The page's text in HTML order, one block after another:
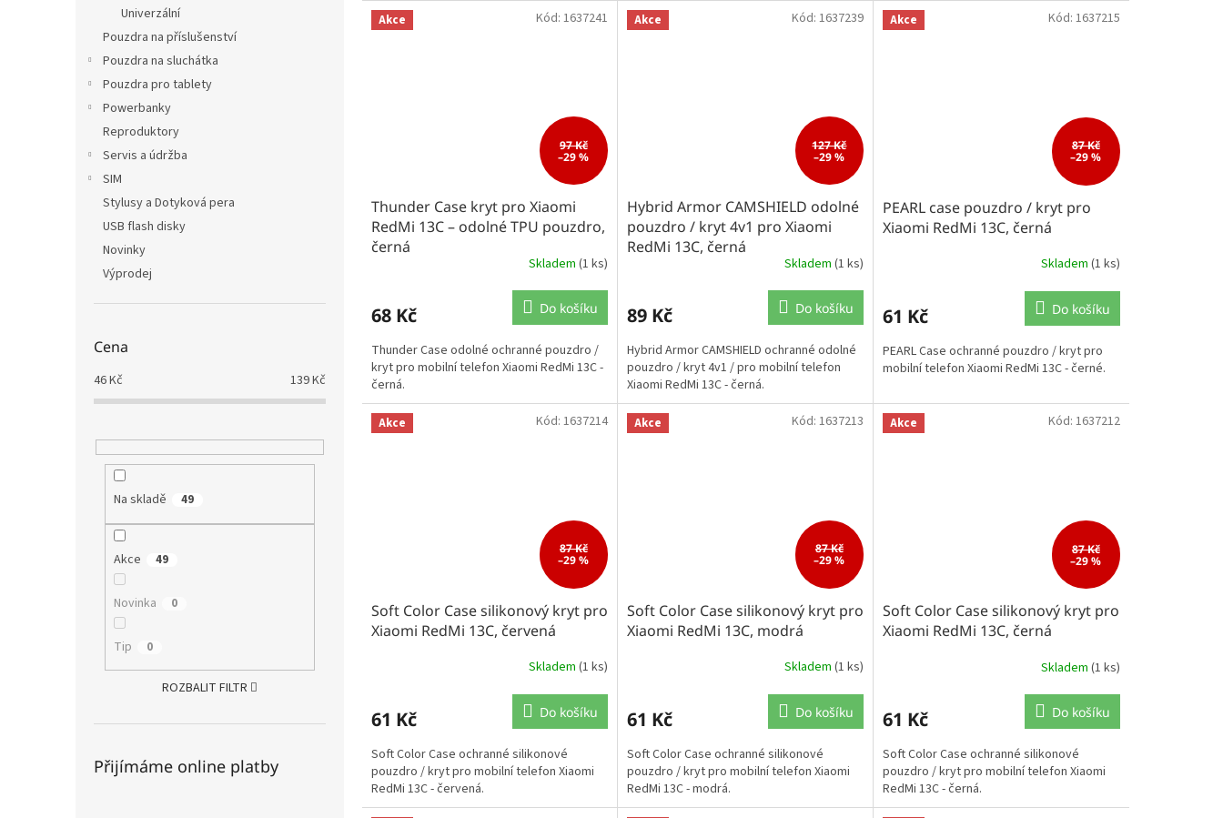
Univerzální
Pouzdra na příslušenství
Pouzdra na sluchátka
Pouzdra pro tablety
Powerbanky
Reproduktory
Servis a údržba
SIM
Stylusy a Dotyková pera
USB flash disky
Novinky
Výprodej
Cena
46Kč 139Kč
Na skladě 49
Akce 49
Novinka 0
Tip 0
ROZBALIT FILTR
Přijímáme online platby
Akce
97 Kč
–29 %
Thunder Case kryt pro Xiaomi
RedMi 13C – odolné TPU pouzdro,
černá
Skladem (1 ks)
68 Kč Do košíku
Thunder Case odolné ochranné pouzdro /
kryt pro mobilní telefon Xiaomi RedMi 13C -
černá.
Kód: 1637241 Akce
127 Kč
–29 %
Hybrid Armor CAMSHIELD odolné
pouzdro / kryt 4v1 pro Xiaomi
RedMi 13C, černá
Skladem (1 ks)
89 Kč Do košíku
Hybrid Armor CAMSHIELD ochranné odolné
pouzdro / kryt 4v1 / pro mobilní telefon
Xiaomi RedMi 13C - černá.
Kód: 1637239 Akce
87 Kč
–29 %
PEARL case pouzdro / kryt pro
Xiaomi RedMi 13C, černá
Skladem (1 ks)
61 Kč Do košíku
PEARL Case ochranné pouzdro / kryt pro
mobilní telefon Xiaomi RedMi 13C - černé.
Kód: 1637215
Akce
87 Kč
–29 %
Soft Color Case silikonový kryt pro
Xiaomi RedMi 13C, červená
Skladem (1 ks)
61 Kč Do košíku
Soft Color Case ochranné silikonové
pouzdro / kryt pro mobilní telefon Xiaomi
RedMi 13C - červená.
Kód: 1637214 Akce
87 Kč
–29 %
Soft Color Case silikonový kryt pro
Xiaomi RedMi 13C, modrá
Skladem (1 ks)
61 Kč Do košíku
Soft Color Case ochranné silikonové
pouzdro / kryt pro mobilní telefon Xiaomi
RedMi 13C - modrá.
Kód: 1637213 Akce
87 Kč
–29 %
Soft Color Case silikonový kryt pro
Xiaomi RedMi 13C, černá
Skladem (1 ks)
61 Kč Do košíku
Soft Color Case ochranné silikonové
pouzdro / kryt pro mobilní telefon Xiaomi
RedMi 13C - černá.
Kód: 1637212